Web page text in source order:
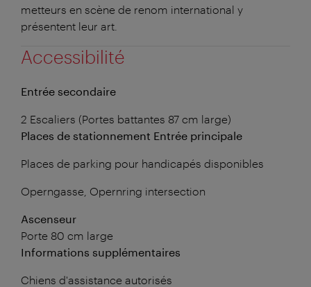
metteurs en scène de renom international y
présentent leur art.
Accessibilité
Entrée secondaire
2 Escaliers (Portes battantes 87 cm large)
Places de stationnement Entrée principale
Places de parking pour handicapés disponibles
Operngasse, Opernring intersection
Ascenseur
Porte 80 cm large
Informations supplémentaires
Chiens d'assistance autorisés